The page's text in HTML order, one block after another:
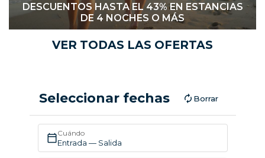
DESCUENTOS HASTA EL 43% EN ESTANCIAS
DE 4 NOCHES O MÁS
VER TODAS LAS OFERTAS
Seleccionar fechas Borrar
Cuándo
Entrada — Salida